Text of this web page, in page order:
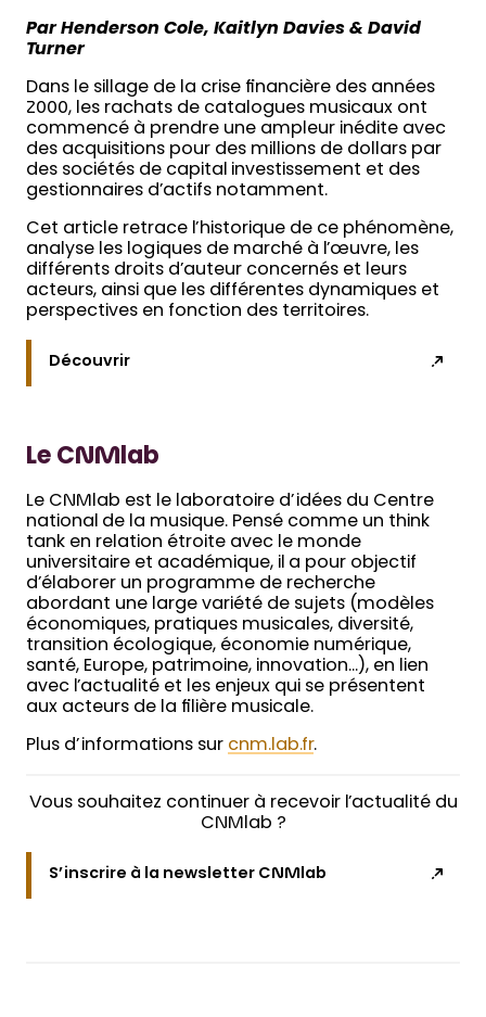
Par Henderson Cole, Kaitlyn Davies & David
Turner
Dans le sillage de la crise financière des années
2000, les rachats de catalogues musicaux ont
commencé à prendre une ampleur inédite avec
des acquisitions pour des millions de dollars par
des sociétés de capital investissement et des
gestionnaires d’actifs notamment.
Cet article retrace l’historique de ce phénomène,
analyse les logiques de marché à l’œuvre, les
différents droits d’auteur concernés et leurs
acteurs, ainsi que les différentes dynamiques et
perspectives en fonction des territoires.
Découvrir
Le CNMlab
Le CNMlab est le laboratoire d’idées du Centre
national de la musique. Pensé comme un think
tank en relation étroite avec le monde
universitaire et académique, il a pour objectif
d’élaborer un programme de recherche
abordant une large variété de sujets (modèles
économiques, pratiques musicales, diversité,
transition écologique, économie numérique,
santé, Europe, patrimoine, innovation…), en lien
avec l’actualité et les enjeux qui se présentent
aux acteurs de la filière musicale.
Plus d’informations sur cnm.lab.fr.
Vous souhaitez continuer à recevoir l’actualité du
CNMlab ?
S’inscrire à la newsletter CNMlab